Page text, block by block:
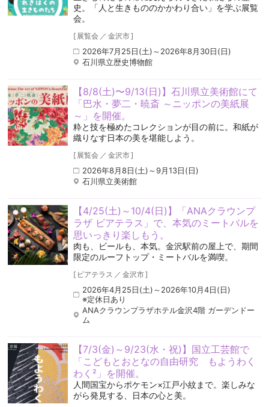
史。「人と生きもののかかわり合い」を学ぶ展覧
会。
[ 展覧会 ／ 金沢市]
2026年7月25日(土)～2026年8月30日(日)
石川県立歴史博物館
【8/8(土)〜9/13(日)】石川県立美術館にて
「巴水・夢二・暁斎 ～ニッポンの美紙展
～」を開催。
粋と技を極めたコレクションが目の前に。和紙が
織りなす日本の美を堪能しよう。
[ 展覧会 ／ 金沢市]
2026年8月8日(土)～9月13日(日)
石川県立美術館
【4/25(土)～10/4(日)】「ANAクラウンプ
ラザ ビアテラス」で、本気のミートバルを
思いっきり楽しもう。
肉も、ビールも、本気。金沢駅前の屋上で、期間
限定のルーフトップ・ミートバルを満喫。
[ ビアテラス ／ 金沢市]
2026年4月25日(土)～2026年10月4日(日)
※定休日あり
ANAクラウンプラザホテル金沢4階 ガーデンドー
ム
【7/3(金)～9/23(水・祝)】国立工芸館で
「こどもとおとなの自由研究 もようわく
わく²」を開催。
人間国宝からポケモン×江戸小紋まで。楽しみな
がら発見する、日本の心と美。